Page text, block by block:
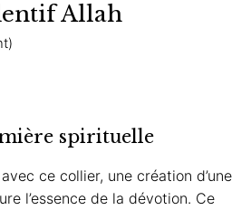
Allah
spirituelle
ce collier, une création d’une
l’essence de la dévotion. Ce